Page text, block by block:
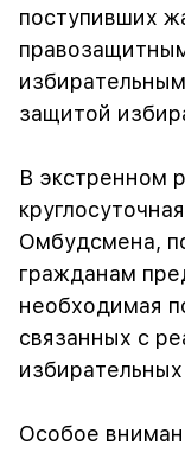
поступивших
защитой
В экстренном
Омбудсмена,
гражданам
необходимая
связанных с
Особое